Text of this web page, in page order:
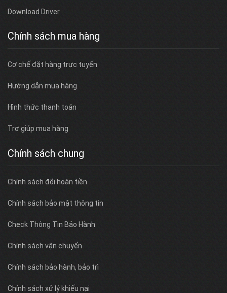
Download Driver
Chính sách mua hàng
Cơ chế đặt hàng trực tuyến
Hướng dẫn mua hàng
Hình thức thanh toán
Trợ giúp mua hàng
Chính sách chung
Chính sách đổi hoàn tiền
Chính sách bảo mật thông tin
Check Thông Tin Bảo Hành
Chính sách vận chuyển
Chính sách bảo hành, bảo trì
Chính sách xử lý khiếu nại